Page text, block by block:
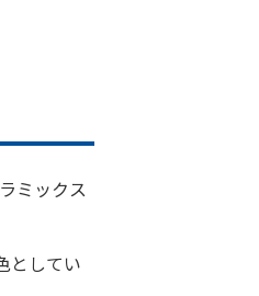
ミックス
としてい